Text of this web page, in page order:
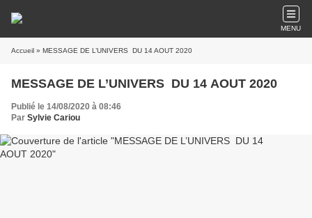
MENU
Accueil » MESSAGE DE L’UNIVERS DU 14 AOUT 2020
MESSAGE DE L’UNIVERS DU 14 AOUT 2020
Publié le 14/08/2020 à 08:46
Par Sylvie Cariou